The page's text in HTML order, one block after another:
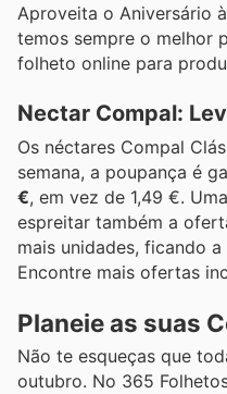
Aproveita o Aniversário
temos sempre o melhor
folheto online para
Nectar Compal:
Os néctares Compal
semana, a poupança é
€, em vez de 1,49 €.
espreitar também a
mais unidades, ficando
Encontre mais ofertas
Planeie as suas
Não te esqueças que
outubro. No 365